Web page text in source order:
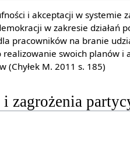
i akceptacji w systemie
w zakresie działań
pracowników na branie
realizowanie swoich planów i
(Chyłek M. 2011 s. 185)
zagrożenia